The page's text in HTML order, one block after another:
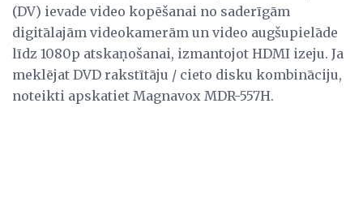
(DV) ievade video kopēšanai no saderīgām
digitālajām videokamerām un video augšupielāde
līdz 1080p atskaņošanai, izmantojot HDMI izeju. Ja
meklējat DVD rakstītāju / cieto disku kombināciju,
noteikti apskatiet Magnavox MDR-557H.